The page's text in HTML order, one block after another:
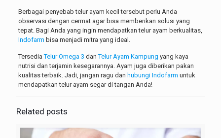
Berbagai penyebab telur ayam kecil tersebut perlu Anda
observasi dengan cermat agar bisa memberikan solusi yang
tepat. Bagi Anda yang ingin mendapatkan telur ayam berkualitas,
Indofarm bisa menjadi mitra yang ideal.
TersediaTelur Omega 3 danTelur Ayam Kampung yang kaya
nutrisi dan terjamin kesegarannya. Ayam juga diberikan pakan
kualitas terbaik. Jadi, jangan ragu dan hubungi Indofarm untuk
mendapatkan telur ayam segar di tangan Anda!
Related posts